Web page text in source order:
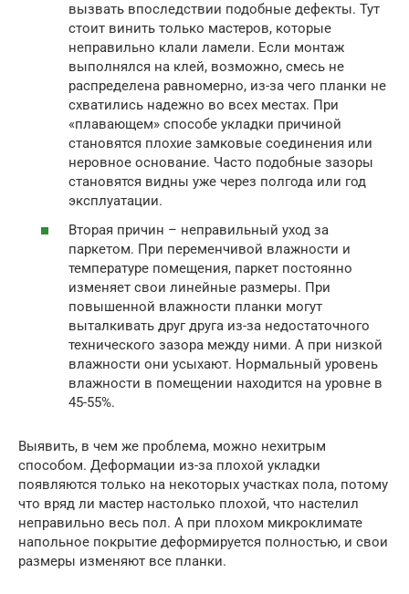
вызвать впоследствии подобные дефекты. Тут
стоит винить только мастеров, которые
неправильно клали ламели. Если монтаж
выполнялся на клей, возможно, смесь не
распределена равномерно, из-за чего планки не
схватились надежно во всех местах. При
«плавающем» способе укладки причиной
становятся плохие замковые соединения или
неровное основание. Часто подобные зазоры
становятся видны уже через полгода или год
эксплуатации.
Вторая причин – неправильный уход за
паркетом. При переменчивой влажности и
температуре помещения, паркет постоянно
изменяет свои линейные размеры. При
повышенной влажности планки могут
выталкивать друг друга из-за недостаточного
технического зазора между ними. А при низкой
влажности они усыхают. Нормальный уровень
влажности в помещении находится на уровне в
45-55%.
Выявить, в чем же проблема, можно нехитрым
способом. Деформации из-за плохой укладки
появляются только на некоторых участках пола, потому
что вряд ли мастер настолько плохой, что настелил
неправильно весь пол. А при плохом микроклимате
напольное покрытие деформируется полностью, и свои
размеры изменяют все планки.